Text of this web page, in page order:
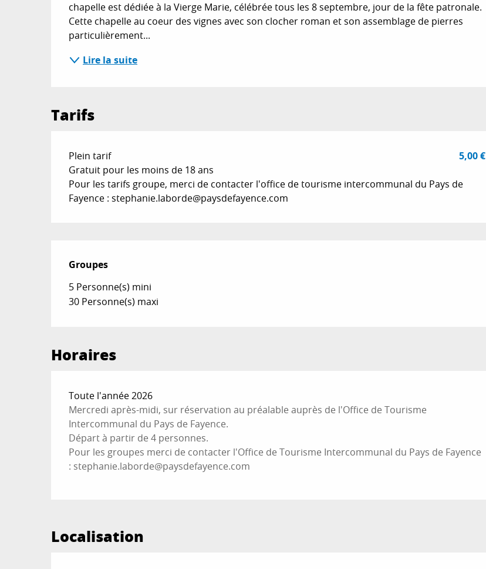
chapelle est dédiée à la Vierge Marie, célébrée tous les 8 septembre, jour de la fête patronale.
Cette chapelle au coeur des vignes avec son clocher roman et son assemblage de pierres
particulièrement...
Lire la suite
Tarifs
Tarifs 2026
Plein tarif
5,00 €
Gratuit pour les moins de 18 ans
Pour les tarifs groupe, merci de contacter l'office de tourisme intercommunal du Pays de
Fayence :stephanie.laborde@paysdefayence.com
Groupes
Groupes
5 Personne(s) mini
30 Personne(s) maxi
Horaires
Toute l'année 2026
Mercredi après-midi, sur réservation au préalable auprès de l'Office de Tourisme
Intercommunal du Pays de Fayence.
Départ à partir de 4 personnes.
Pour les groupes merci de contacter l'Office de Tourisme Intercommunal du Pays de Fayence
: stephanie.laborde@paysdefayence.com
Localisation